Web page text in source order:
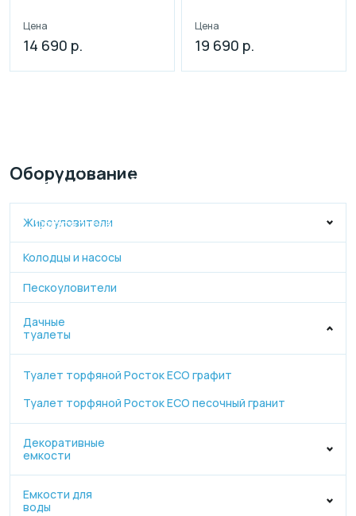
Монтаж канализации
на участкеЗА 1 ДЕНЬ
Оплата после монтажа.
Оборудование
Жироуловители
Колодцы и насосы
Пескоуловители
Дачные
туалеты
Туалет торфяной Росток ECO графит
Туалет торфяной Росток ECO песочный гранит
Декоративные
емкости
Емкости для
воды
Цена
14 690 р.
Цена
19 690 р.